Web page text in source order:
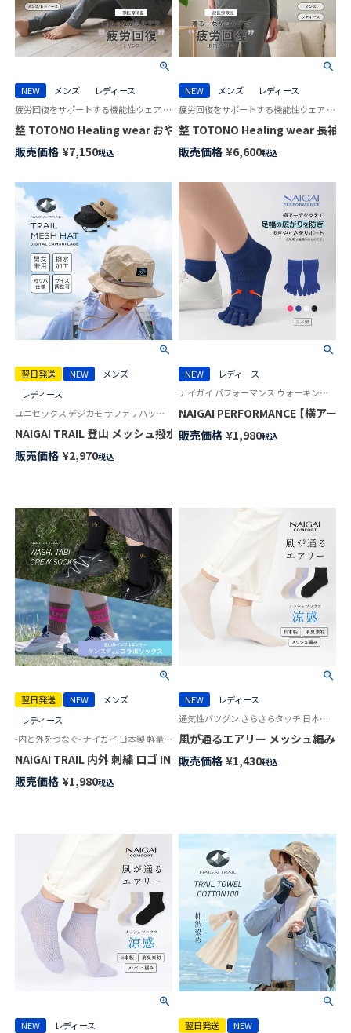
NEW メンズ
レディース
疲労回復をサポートする機能性ウェア 手軽にからだメンテナンス トトノ ヒーリングウェア 保温 あたたかい
整 TOTONO Healing wear おやすみ レギンス リカバリーウェア 疲
販売価格 ¥7,150税込
NEW メンズ
レディース
疲労回復をサポートする機能性ウェア 手軽にからだメンテナンス トトノ ヒーリングウェア 保温 あたたかい
整 TOTONO Healing wear 長袖 イ
販売価格 ¥6,600税込
翌日発送 NEW
メンズ
レディース
ユニセックス デジカモ サファリハット 帽子 トレイルランニング キャンプ アウトドア
NAIGAI TRAIL 登山 メッシュ撥水 バケットハット デジタルカモ柄
販売価格 ¥2,970税込
NEW
レディース
ナイガイ パフォーマンス ウォーキング ランニング スポーツ 女性 婦人 靴下
NAIGAI PERFORMANCE 【横ア
販売価格 ¥1,980税込
翌日発送 NEW
メンズ
レディース
-内と外をつなぐ- ナイガイ 日本製 軽量 UL ウルトラライト 登山 キャンプ トレイル 和紙糸足袋ソックス
NAIGAI TRAIL 内外 刺繍 ロゴ INOUT カットボス 和紙糸足袋ソック
販売価格 ¥1,980税込
NEW
レディース
通気性バツグン さらさらタッチ 日本製 女性 婦人 靴下 ナイガイ コンフォート
風が通るエアリー メッシュ編み
販売価格 ¥1,430税込
NEW
レディース
翌日発送
NEW